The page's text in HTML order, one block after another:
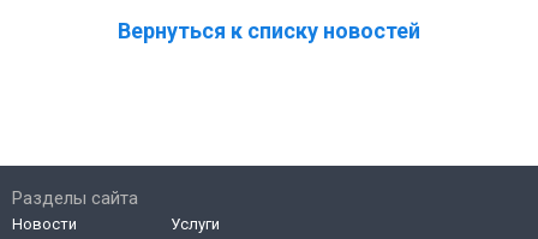
Вернуться к списку новостей
Разделы сайта
Новости
Услуги